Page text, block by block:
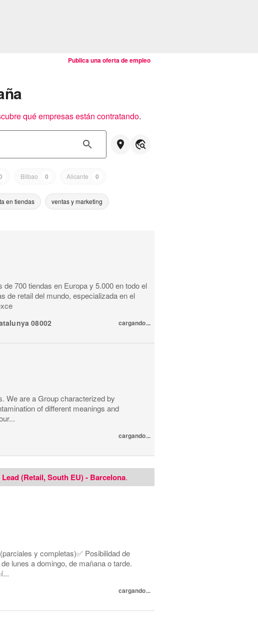
Publica una oferta de empleo
qué empresas están contratando.
Bilbao 0 Alicante 0
en tiendas ventas y marketing
700 tiendas en Europa y 5.000 en todo el
retail del mundo, especializada en el
08002 cargando...
We are a Group characterized by
of different meanings and
cargando...
(Retail, South EU) - Barcelona.
y completas)✅ Posibilidad de
lunes a domingo, de mañana o tarde.
cargando...